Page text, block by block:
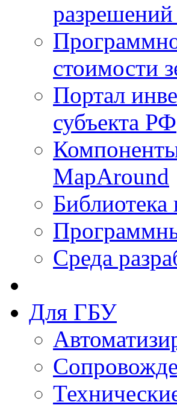
стоимости
Портал
субъекта РФ
MapAround
Библиотека
Среда
Для ГБУ